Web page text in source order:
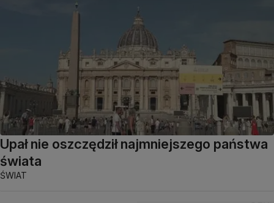
Upał nie oszczędził najmniejszego państwa
świata
ŚWIAT